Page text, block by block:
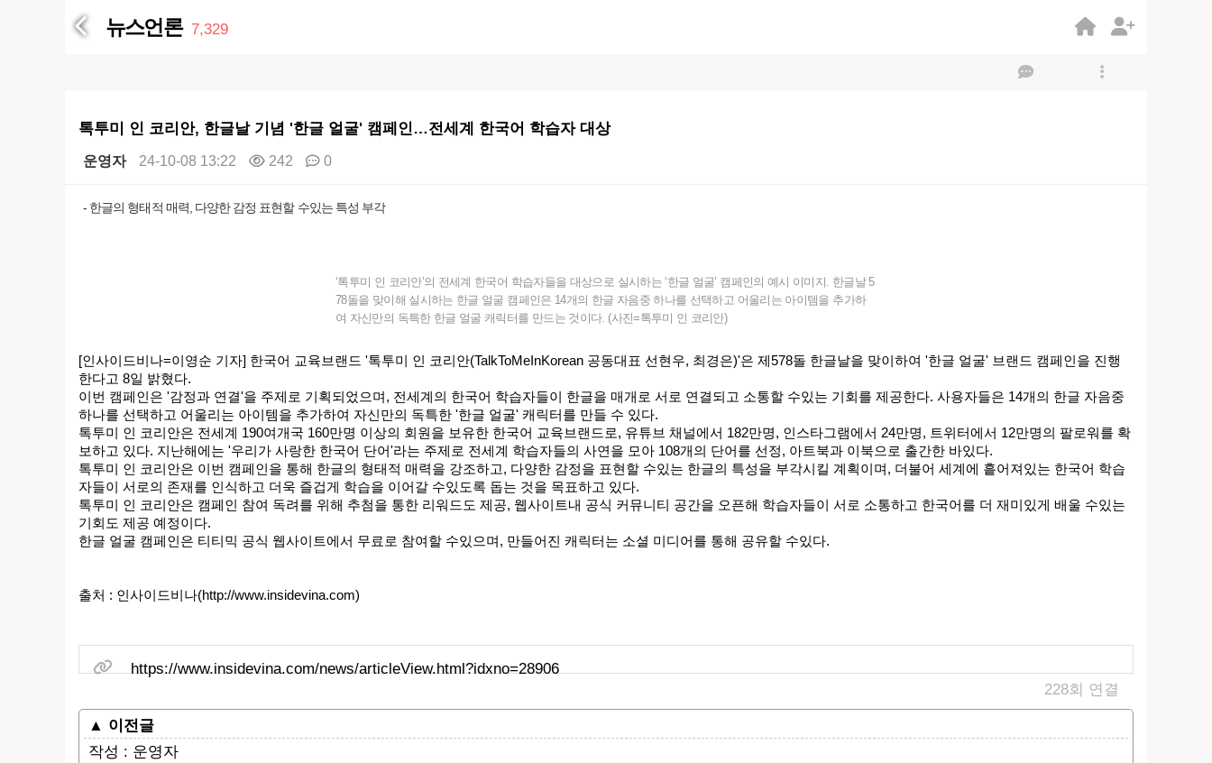
뉴스언론 7,329
톡투미 인 코리안, 한글날 기념 '한글 얼굴' 캠페인…전세계 한국어 학습자 대상
운영자 24-10-08 13:22 242 0
본문
- 한글의 형태적 매력, 다양한 감정 표현할 수있는 특성 부각
‘톡투미 인 코리안’의 전세계 한국어 학습자들을 대상으로 실시하는 ‘한글 얼굴’ 캠페인의 예시 이미지. 한글날 5
78돌을 맞이해 실시하는 한글 얼굴 캠페인은 14개의 한글 자음중 하나를 선택하고 어울리는 아이템을 추가하
여 자신만의 독특한 한글 얼굴 캐릭터를 만드는 것이다. (사진=톡투미 인 코리안)
[인사이드비나=이영순 기자] 한국어 교육브랜드 '톡투미 인 코리안(TalkToMeInKorean 공동대표 선현우, 최경은)'은 제578돌 한글날을 맞이하여 '한글 얼굴' 브랜드 캠페인을 진행
한다고 8일 밝혔다.
이번 캠페인은 '감정과 연결'을 주제로 기획되었으며, 전세계의 한국어 학습자들이 한글을 매개로 서로 연결되고 소통할 수있는 기회를 제공한다. 사용자들은 14개의 한글 자음중
하나를 선택하고 어울리는 아이템을 추가하여 자신만의 독특한 '한글 얼굴' 캐릭터를 만들 수 있다.
톡투미 인 코리안은 전세계 190여개국 160만명 이상의 회원을 보유한 한국어 교육브랜드로, 유튜브 채널에서 182만명, 인스타그램에서 24만명, 트위터에서 12만명의 팔로워를 확
보하고 있다. 지난해에는 '우리가 사랑한 한국어 단어'라는 주제로 전세계 학습자들의 사연을 모아 108개의 단어를 선정, 아트북과 이북으로 출간한 바있다.
톡투미 인 코리안은 이번 캠페인을 통해 한글의 형태적 매력을 강조하고, 다양한 감정을 표현할 수있는 한글의 특성을 부각시킬 계획이며, 더불어 세계에 흩어져있는 한국어 학습
자들이 서로의 존재를 인식하고 더욱 즐겁게 학습을 이어갈 수있도록 돕는 것을 목표하고 있다.
톡투미 인 코리안은 캠페인 참여 독려를 위해 추첨을 통한 리워드도 제공, 웹사이트내 공식 커뮤니티 공간을 오픈해 학습자들이 서로 소통하고 한국어를 더 재미있게 배울 수있는
기회도 제공 예정이다.
한글 얼굴 캠페인은 티티믹 공식 웹사이트에서 무료로 참여할 수있으며, 만들어진 캐릭터는 소셜 미디어를 통해 공유할 수있다.
출처 : 인사이드비나(http://www.insidevina.com)
관련링크
https://www.insidevina.com/news/articleView.html?idxno=28906
228회 연결
▲ 이전글
작성 : 운영자